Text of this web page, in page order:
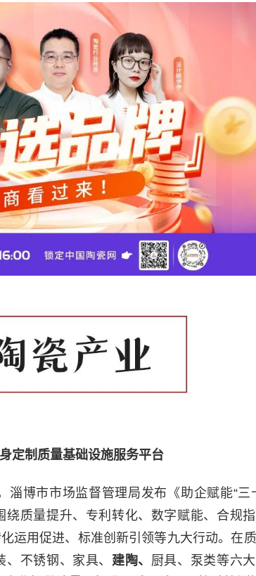
定制质量基础设施服务平台
博市市场监督管理局发布《助企赋能“三
质量提升、专利转化、数字赋能、合规
运用促进、标准创新引领等九大行动。在
不锈钢、家具、 建陶、 厨具、泵类等六